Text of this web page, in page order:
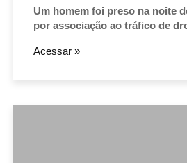
Um homem foi preso na noite
por associação ao tráfico de
Acessar »